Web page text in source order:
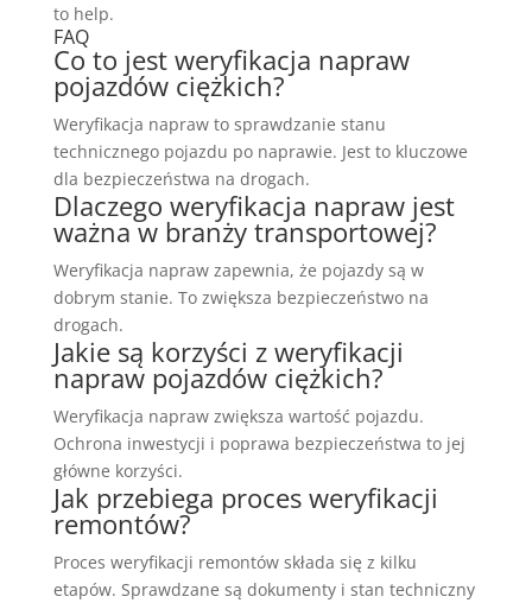
to help.
FAQ
Co to jest weryfikacja napraw
pojazdów ciężkich?
Weryfikacja napraw to sprawdzanie stanu
technicznego pojazdu po naprawie. Jest to kluczowe
dla bezpieczeństwa na drogach.
Dlaczego weryfikacja napraw jest
ważna w branży transportowej?
Weryfikacja napraw zapewnia, że pojazdy są w
dobrym stanie. To zwiększa bezpieczeństwo na
drogach.
Jakie są korzyści z weryfikacji
napraw pojazdów ciężkich?
Weryfikacja napraw zwiększa wartość pojazdu.
Ochrona inwestycji i poprawa bezpieczeństwa to jej
główne korzyści.
Jak przebiega proces weryfikacji
remontów?
Proces weryfikacji remontów składa się z kilku
etapów. Sprawdzane są dokumenty i stan techniczny